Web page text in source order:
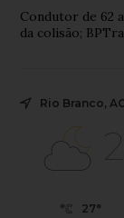
Condutor de 62
da colisão;
Rio Branco, AC
27°